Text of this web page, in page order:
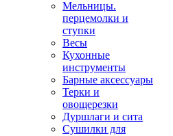
Мельницы.
перцемолки и
ступки
Весы
Кухонные
инструменты
Барные аксессуары
Терки и
овощерезки
Дуршлаги и сита
Сушилки для